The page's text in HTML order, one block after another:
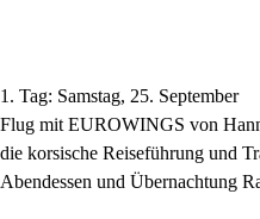
1. Tag: Samstag, 25. September
Flug mit EUROWINGS von
die korsische Reiseführung und
Abendessen und Übernachtung